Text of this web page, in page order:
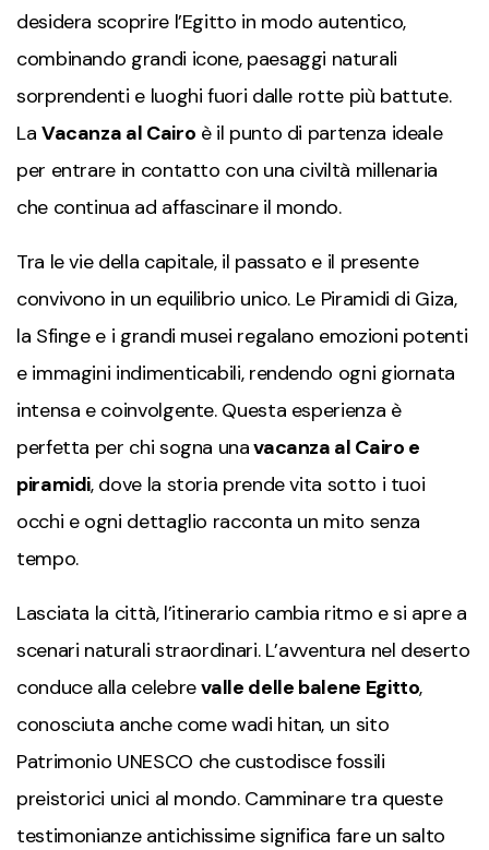
desidera scoprire l’Egitto in modo autentico,
combinando grandi icone, paesaggi naturali
sorprendenti e luoghi fuori dalle rotte più battute.
La Vacanza al Cairo è il punto di partenza ideale
per entrare in contatto con una civiltà millenaria
che continua ad affascinare il mondo.
Tra le vie della capitale, il passato e il presente
convivono in un equilibrio unico. Le Piramidi di Giza,
la Sfinge e i grandi musei regalano emozioni potenti
e immagini indimenticabili, rendendo ogni giornata
intensa e coinvolgente. Questa esperienza è
perfetta per chi sogna unavacanza al Cairo e
piramidi, dove la storia prende vita sotto i tuoi
occhi e ogni dettaglio racconta un mito senza
tempo.
Lasciata la città, l’itinerario cambia ritmo e si apre a
scenari naturali straordinari. L’avventura nel deserto
conduce alla celebrevalle delle balene Egitto,
conosciuta anche come wadi hitan, un sito
Patrimonio UNESCO che custodisce fossili
preistorici unici al mondo. Camminare tra queste
testimonianze antichissime significa fare un salto